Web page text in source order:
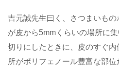
吉元誠先生曰く、さつまいも
が皮から5mmくらいの場所に
切りにしたときに、皮のすぐ
所がポリフェノール豊富な部